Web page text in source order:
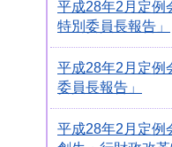
平成28年2月定例
特別委員長報告」
平成28年2月定例
委員長報告」
平成28年2月定例